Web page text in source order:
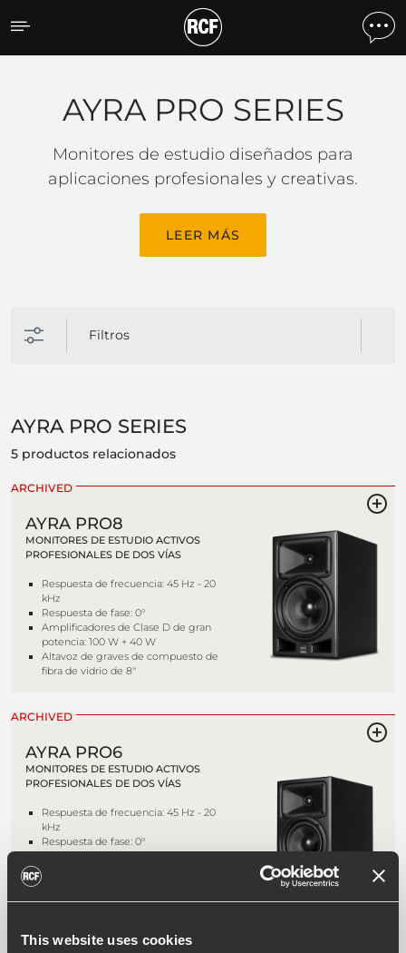
This website uses cookies
AYRA PRO SERIES
AYRA PRO SERIES
Monitores de estudio diseñados para
aplicaciones profesionales y creativas.
LEER MÁS
Filtros
AYRA PRO SERIES
5 productos relacionados
ARCHIVED
AYRA PRO8
MONITORES DE ESTUDIO ACTIVOS
PROFESIONALES DE DOS VÍAS
Respuesta de frecuencia: 45 Hz - 20
kHz
Respuesta de fase: 0°
Amplificadores de Clase D de gran
potencia: 100 W + 40 W
Altavoz de graves de compuesto de
fibra de vidrio de 8''
ARCHIVED
AYRA PRO6
MONITORES DE ESTUDIO ACTIVOS
PROFESIONALES DE DOS VÍAS
Respuesta de frecuencia: 45 Hz - 20
kHz
Respuesta de fase: 0°
fibra de vidrio de 6.5''
ARCHIVED